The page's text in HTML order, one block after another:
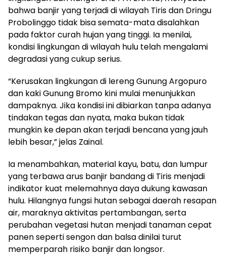
bahwa banjir yang terjadi di wilayah Tiris dan Dringu
Probolinggo tidak bisa semata-mata disalahkan
pada faktor curah hujan yang tinggi. Ia menilai,
kondisi lingkungan di wilayah hulu telah mengalami
degradasi yang cukup serius.
“Kerusakan lingkungan di lereng Gunung Argopuro
dan kaki Gunung Bromo kini mulai menunjukkan
dampaknya. Jika kondisi ini dibiarkan tanpa adanya
tindakan tegas dan nyata, maka bukan tidak
mungkin ke depan akan terjadi bencana yang jauh
lebih besar,” jelas Zainal.
Ia menambahkan, material kayu, batu, dan lumpur
yang terbawa arus banjir bandang di Tiris menjadi
indikator kuat melemahnya daya dukung kawasan
hulu. Hilangnya fungsi hutan sebagai daerah resapan
air, maraknya aktivitas pertambangan, serta
perubahan vegetasi hutan menjadi tanaman cepat
panen seperti sengon dan balsa dinilai turut
memperparah risiko banjir dan longsor.